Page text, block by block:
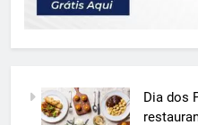
Dia dos